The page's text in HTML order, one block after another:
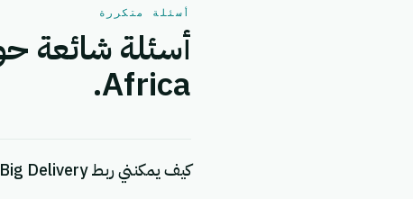
أسئلة متكررة
Africa.
كيف يمكنني ربط Big Delivery بـ ML Ship Africa؟